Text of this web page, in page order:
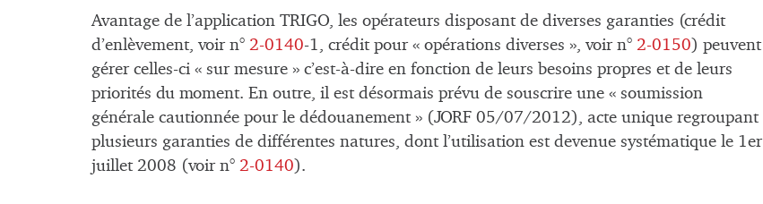
Avantage de l’application TRIGO, les opérateurs disposant de diverses garanties (crédit
d’enlèvement, voir n° 2-0140-1, crédit pour « opérations diverses », voir n° 2-0150) peuvent
gérer celles-ci « sur mesure » c’est-à-dire en fonction de leurs besoins propres et de leurs
priorités du moment. En outre, il est désormais prévu de souscrire une « soumission
générale cautionnée pour le dédouanement » (JORF 05/07/2012), acte unique regroupant
plusieurs garanties de différentes natures, dont l’utilisation est devenue systématique le 1er
juillet 2008 (voir n° 2-0140).